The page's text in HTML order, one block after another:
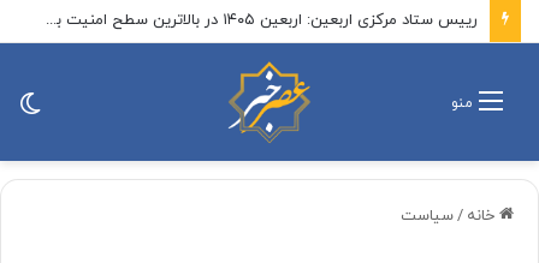
نهادهای حقوق بشری: قتل خبرنگار لبنانی توسط اسرائیل جنایت جنگی است
منو
خانه /سیاست